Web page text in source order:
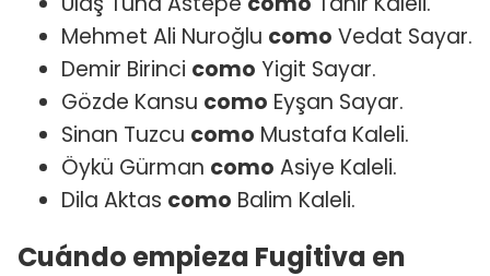
Mehmet Ali Nuroğlu como Vedat Sayar.
Demir Birinci como Yigit Sayar.
Gözde Kansu como Eyşan Sayar.
Sinan Tuzcu como Mustafa Kaleli.
Öykü Gürman como Asiye Kaleli.
Dila Aktas como Balim Kaleli.
Cuándo empieza Fugitiva en